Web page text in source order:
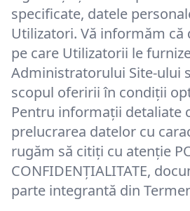
specificate, datele
Utilizatori. Vă informăm că
pe care Utilizatorii le
Administratorului Site-ului
scopul oferirii în condiții
Pentru informații detaliate
prelucrarea datelor cu
rugăm să citiți cu atenție
CONFIDENȚIALITATE,
parte integrantă din